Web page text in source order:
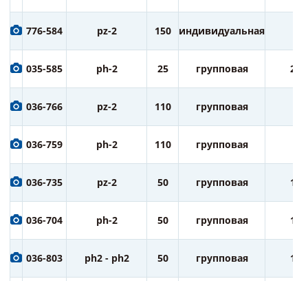
776-584 pz-2 150 индивидуальная
035-585 ph-2 25 групповая 20
036-766 pz-2 110 групповая
036-759 ph-2 110 групповая
036-735 pz-2 50 групповая 10
036-704 ph-2 50 групповая 10
036-803 ph2 - ph2 50 групповая 10